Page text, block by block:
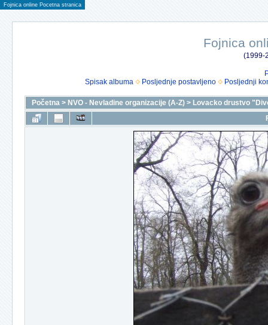
Fojnica online Pocetna stranica
Fojnica
(1999-
Spisak albuma
Posljednje postavljeno Posljednji
Početna > NVO - Nevladine organizacije (A-Z) > Lovacko drustvo